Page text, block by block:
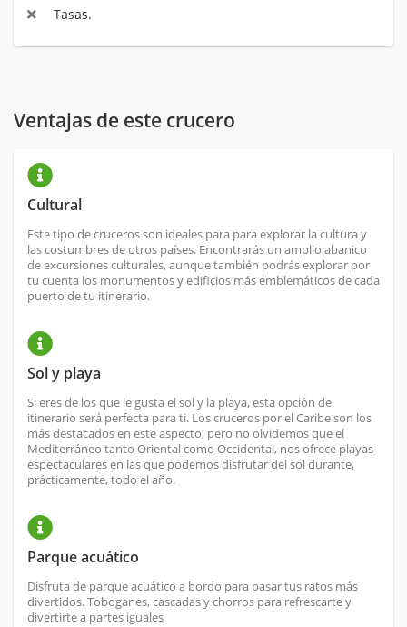
Tasas.
Ventajas de este crucero
Cultural
Este tipo de cruceros son ideales para para explorar la cultura y
las costumbres de otros países. Encontrarás un amplio abanico
de excursiones culturales, aunque también podrás explorar por
tu cuenta los monumentos y edificios más emblemáticos de cada
puerto de tu itinerario.
Sol y playa
Si eres de los que le gusta el sol y la playa, esta opción de
itinerario será perfecta para ti. Los cruceros por el Caribe son los
más destacados en este aspecto, pero no olvidemos que el
Mediterráneo tanto Oriental como Occidental, nos ofrece playas
espectaculares en las que podemos disfrutar del sol durante,
prácticamente, todo el año.
Parque acuático
Disfruta de parque acuático a bordo para pasar tus ratos más
divertidos. Toboganes, cascadas y chorros para refrescarte y
divertirte a partes iguales